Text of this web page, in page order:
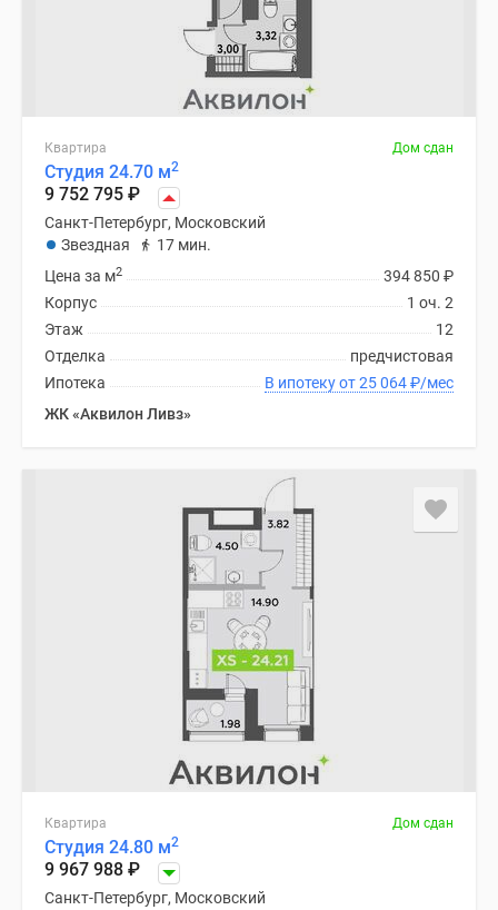
Квартира Дом сдан
Студия 24.70 м2
9 752 795 ₽
Санкт-Петербург, Московский
Звездная
17 мин.
394 850 ₽
Цена за м2
1 оч. 2
Корпус
12
Этаж
предчистовая
Отделка
В ипотеку от 25 064₽/мес
Ипотека
ЖК «Аквилон Ливз»
Квартира Дом сдан
Студия 24.80 м2
9 967 988 ₽
Санкт-Петербург, Московский